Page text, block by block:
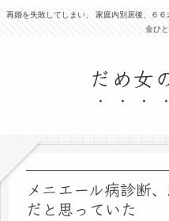
再婚を失敗してしまい、 家庭内別居後、６
金ひ
だめ女
メニエール病診断
だと思っていた